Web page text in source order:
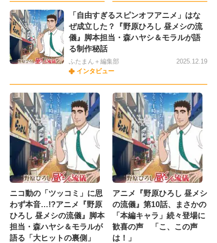
「自由すぎるスピンオフアニメ」はな
ぜ成立した？『野原ひろし 昼メシの流
儀』脚本担当・森ハヤシ＆モラルが語
る制作秘話
ふたまん＋編集部
インタビュー
2025.12.19
ニコ動の「ツッコミ」に思
わず本音…!?アニメ『野原
ひろし 昼メシの流儀』脚本
担当・森ハヤシ＆モラルが
語る「大ヒットの裏側」
アニメ『野原ひろし 昼メシ
の流儀』第10話、まさかの
「本編キャラ」続々登場に
歓喜の声 「こ、この声
は！」